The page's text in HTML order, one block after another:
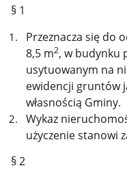
§ 1
Przeznacza się do
8,5 m2, w budynku
usytuowanym na
ewidencji gruntów
własnością Gminy.
Wykaz
użyczenie stanowi
§ 2